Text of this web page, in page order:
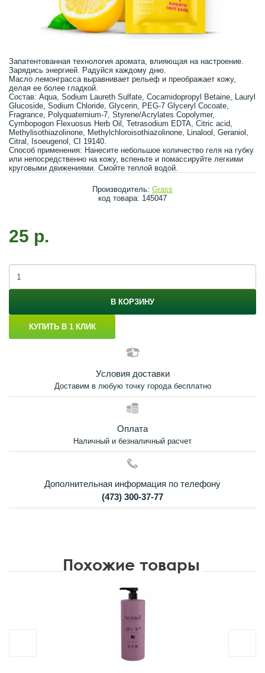
Запатентованная технология аромата, влияющая на настроение.
Зарядись энергией. Радуйся каждому дню.
Масло лемонграсса выравнивает рельеф и преображает кожу,
делая ее более гладкой.
Состав: Aqua, Sodium Laureth Sulfate, Cocamidopropyl Betaine, Lauryl
Glucoside, Sodium Chloride, Glycerin, PEG-7 Glyceryl Cocoate,
Fragrance, Polyquaternium-7, Styrene/Acrylates Copolymer,
Cymbopogon Flexuosus Herb Oil, Tetrasodium EDTA, Citric acid,
Methylisothiazolinone, Methylchloroisothiazolinone, Linalool, Geraniol,
Citral, Isoeugenol, CI 19140.
Способ применения: Нанесите небольшое количество геля на губку
или непосредственно на кожу, вспеньте и помассируйте легкими
круговыми движениями. Смойте теплой водой.
Производитель: Grass
код товара: 145047
25 р.
В КОРЗИНУ
КУПИТЬ В 1 КЛИК
Условия доставки
Доставим в любую точку города бесплатно
Оплата
Наличный и безналичный расчет
Дополнительная информация по телефону
(473) 300-37-77
Похожие товары